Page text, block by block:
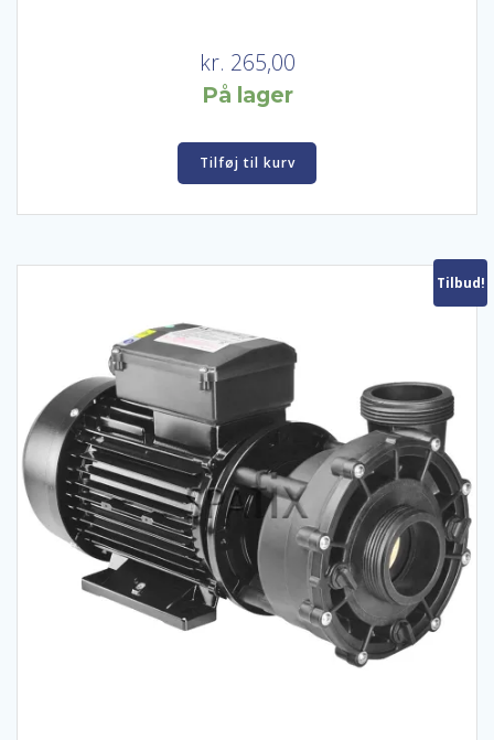
kr. 265,00
På lager
Tilføj til kurv
Tilbud!